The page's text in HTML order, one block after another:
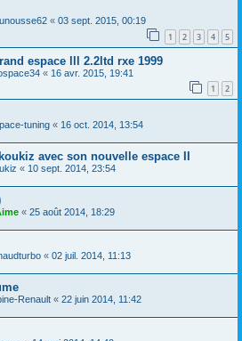
« 03 sept. 2015, 00:19
1 2 3 4 5
espace lll 2.2ltd rxe 1999
« 16 avr. 2015, 19:41
1 2
tuning « 16 oct. 2014, 13:54
avec son nouvelle espace II
« 10 sept. 2014, 23:54
« 25 août 2014, 18:29
« 02 juil. 2014, 11:13
Renault « 22 juin 2014, 11:42